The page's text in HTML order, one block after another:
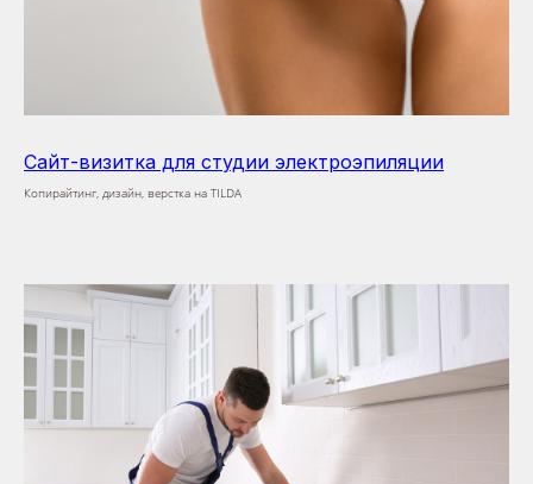
Cайт-визитка для студии электроэпиляции
Копирайтинг, дизайн, верстка на TILDA